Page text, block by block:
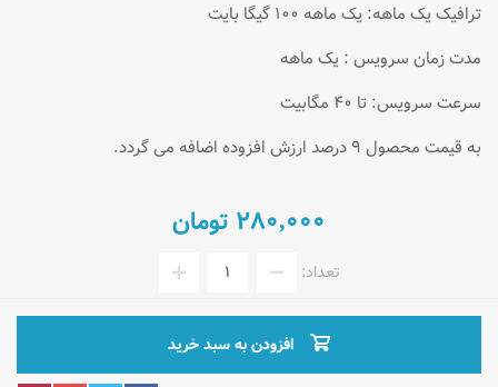
ترافیک یک ماهه: یک ماهه 100 گیگا بایت
مدت زمان سرویس : یک ماهه
سرعت سرویس: تا 40 مگابیت
به قیمت محصول 9 درصد ارزش افزوده اضافه می گردد.
280,000 تومان
تعداد:
افزودن به سبد خرید